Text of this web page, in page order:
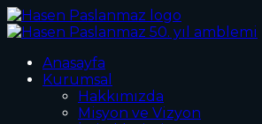
Anasayfa
Kurumsal
Hakkımızda
Misyon ve Vizyon